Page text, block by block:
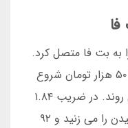
به بت فا متصل کرد.
تصور کنید صبح یک روز پنجشنبه، با ۵۰ هزار تومان شروع
می کنید. ضریب ها به آرامی بالا می روند. در ضریب ۱.۸۴
نفس ها حبس شده است. دکمه کشیدن را می زنید و ۹۲